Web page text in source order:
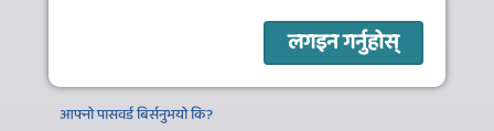
आफ्नो पासवर्ड बिर्सनुभयो कि?